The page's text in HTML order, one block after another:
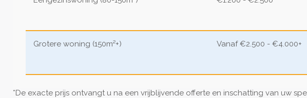
Grotere woning (150m²+) Vanaf €2.500 - €4.000+
*De exacte prijs ontvangt u na een vrijblijvende offerte en inschatting van uw